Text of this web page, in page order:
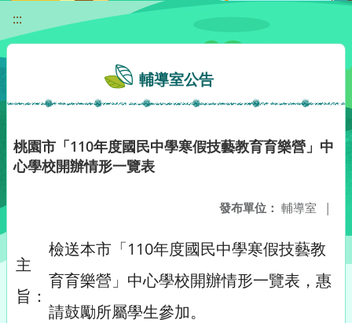
:::
輔導室公告
桃園市「110年度國民中學寒假技藝教育育樂營」中
心學校開辦情形一覽表
發布單位： 輔導室 |
主
旨：
檢送本市「110年度國民中學寒假技藝教
育育樂營」中心學校開辦情形一覽表，惠
請鼓勵所屬學生參加。